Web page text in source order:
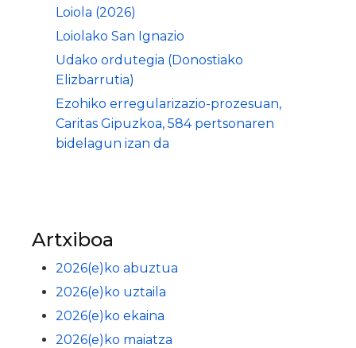
Loiola (2026)
Loiolako San Ignazio
Udako ordutegia (Donostiako
Elizbarrutia)
Ezohiko erregularizazio-prozesuan,
Caritas Gipuzkoa, 584 pertsonaren
bidelagun izan da
Artxiboa
2026(e)ko abuztua
2026(e)ko uztaila
2026(e)ko ekaina
2026(e)ko maiatza